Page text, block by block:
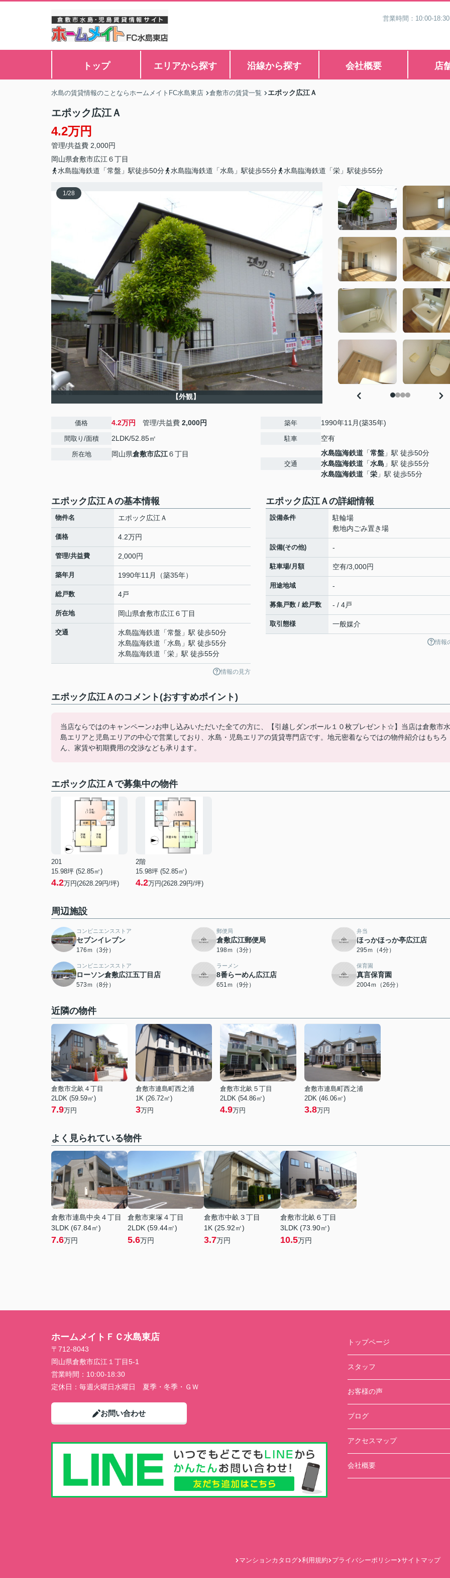
営業時間：10:00-
トップ エリアから探す 沿線から探す 会社概要 店
水島の賃貸情報のことならホームメイトFC水島東店 倉敷市の賃貸一覧 エポック広江Ａ
エポック広江Ａ
4.2万円
管理/共益費 2,000円
岡山県倉敷市広江 ６丁目
水島臨海鉄道「常盤」駅徒歩50分
水島臨海鉄道「水島」駅徒歩55分 水島臨海鉄道「栄」駅徒歩55分
1/28
【外観】
価格 4.2万円 管理/共益費 2,000円
間取り/面積 2LDK/52.85㎡
所在地 岡山県倉敷市広江６丁目
築年 1990年11月(築35年)
駐車 空有
交通
水島臨海鉄道 「常盤 」駅 徒歩50分
水島臨海鉄道 「水島 」駅 徒歩55分
水島臨海鉄道 「栄 」駅 徒歩55分
エポック広江Ａの基本情報
物件名 エポック広江Ａ
価格 4.2万円
管理/共益費 2,000円
築年月 1990年11月（築35年）
総戸数 4戸
所在地 岡山県倉敷市広江 ６丁目
交通 水島臨海鉄道 「常盤 」駅 徒歩50分
水島臨海鉄道 「水島 」駅 徒歩55分
水島臨海鉄道 「栄 」駅 徒歩55分
情報の見方
エポック広江Ａの詳細情報
設備条件
駐輪場
敷地内ごみ置き場
設備(その他) -
駐車場/月額 空有/3,000円
用途地域 -
募集戸数 / 総戸数 - / 4戸
取引態様 一般媒介
情報
エポック広江Ａのコメント(おすすめポイント)
当店ならではのキャンペーン♪お申し込みいただいた全ての方に、【引越しダンボール１０枚プレゼント☆】当店は倉敷市水
島エリアと児島エリアの中心で営業しており、水島・児島エリアの賃貸専門店です。地元密着ならではの物件紹介はもちろ
ん、家賃や初期費用の交渉なども承ります。
エポック広江Ａで募集中の物件
201
15.98坪 (52.85㎡)
4.2万円(2628.29円/坪)
2階
15.98坪 (52.85㎡)
4.2万円(2628.29円/坪)
周辺施設
コンビニエンスストア
セブンイレブン
176ｍ（3分）
郵便局
倉敷広江郵便局
198ｍ（3分）
弁当
ほっかほっか亭広江店
295ｍ（4分）
コンビニエンスストア
ローソン倉敷広江五丁目店
573ｍ（8分）
ラーメン
8番らーめん広江店
651ｍ（9分）
保育園
真言保育園
2004ｍ（26分）
近隣の物件
倉敷市北畝４丁目
2LDK (59.59㎡)
7.9万円
倉敷市連島町西之浦
1K (26.72㎡)
3万円
倉敷市北畝５丁目
2LDK (54.86㎡)
4.9万円
倉敷市連島町西之浦
2DK (46.06㎡)
3.8万円
よく見られている物件
倉敷市連島中央４丁目
3LDK (67.84㎡)
7.6万円
倉敷市東塚４丁目
2LDK (59.44㎡)
5.6万円
倉敷市中畝３丁目
1K (25.92㎡)
3.7万円
倉敷市北畝６丁目
3LDK (73.90㎡)
10.5万円
ホームメイトＦＣ水島東店
〒712-8043
岡山県倉敷市広江１丁目5-1
営業時間： 10:00-18:30
定休日： 毎週火曜日水曜日 夏季・冬季・ＧＷ
お問い合わせ
トップページ
スタッフ
お客様の声
ブログ
アクセスマップ
会社概要
マンションカタログ 利用規約 プライバシーポリシー サイトマップ